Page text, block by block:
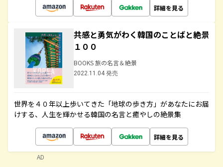
詳細を見る
共感と勇気がわく韓国のことばと絶景
１００
BOOKS 旅の名言＆絶景
2022.11.04 発売
世界を４０年以上歩いてきた「地球の歩き方」があなたにお届
けする、人生を輝かせる韓国の名言と癒やしの絶景集
詳細を見る
AD